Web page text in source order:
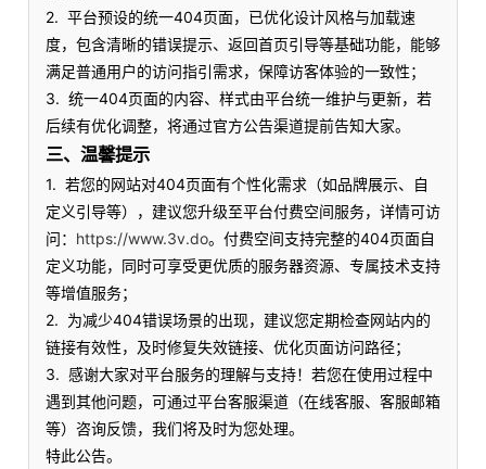
2. 平台预设的统一404页面，已优化设计风格与加载速
度，包含清晰的错误提示、返回首页引导等基础功能，能够
满足普通用户的访问指引需求，保障访客体验的一致性；
3. 统一404页面的内容、样式由平台统一维护与更新，若
后续有优化调整，将通过官方公告渠道提前告知大家。
三、温馨提示
1. 若您的网站对404页面有个性化需求（如品牌展示、自
定义引导等），建议您升级至平台付费空间服务，详情可访
问： https://www.3v.do。付费空间支持完整的404页面自
定义功能，同时可享受更优质的服务器资源、专属技术支持
等增值服务；
2. 为减少404错误场景的出现，建议您定期检查网站内的
链接有效性，及时修复失效链接、优化页面访问路径；
3. 感谢大家对平台服务的理解与支持！若您在使用过程中
遇到其他问题，可通过平台客服渠道（在线客服、客服邮箱
等）咨询反馈，我们将及时为您处理。
特此公告。